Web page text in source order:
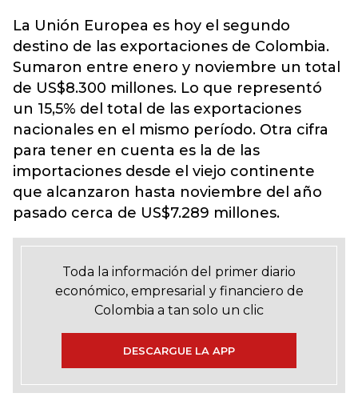
La Unión Europea es hoy el segundo
destino de las exportaciones de Colombia.
Sumaron entre enero y noviembre un total
de US$8.300 millones. Lo que representó
un 15,5% del total de las exportaciones
nacionales en el mismo período. Otra cifra
para tener en cuenta es la de las
importaciones desde el viejo continente
que alcanzaron hasta noviembre del año
pasado cerca de US$7.289 millones.
Toda la información del primer diario
económico, empresarial y financiero de
Colombia a tan solo un clic
DESCARGUE LA APP